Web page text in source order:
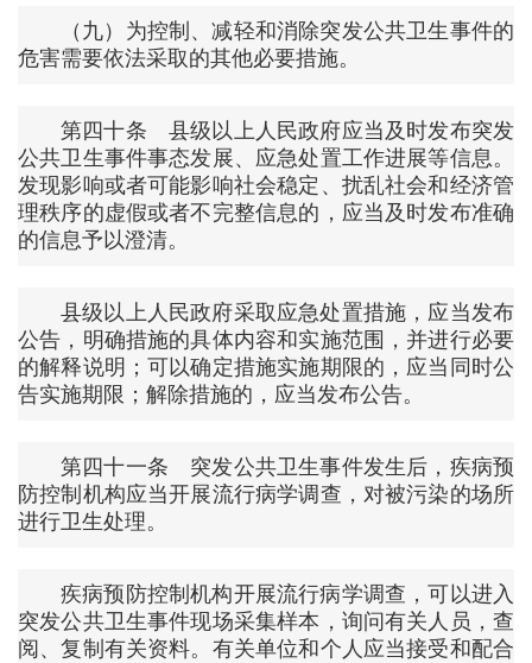
（九）为控制、减轻和消除突发公共卫生事件的
危害需要依法采取的其他必要措施。
第四十条 县级以上人民政府应当及时发布突发
公共卫生事件事态发展、应急处置工作进展等信息。
发现影响或者可能影响社会稳定、扰乱社会和经济管
理秩序的虚假或者不完整信息的，应当及时发布准确
的信息予以澄清。
县级以上人民政府采取应急处置措施，应当发布
公告，明确措施的具体内容和实施范围，并进行必要
的解释说明；可以确定措施实施期限的，应当同时公
告实施期限；解除措施的，应当发布公告。
第四十一条 突发公共卫生事件发生后，疾病预
防控制机构应当开展流行病学调查，对被污染的场所
进行卫生处理。
疾病预防控制机构开展流行病学调查，可以进入
突发公共卫生事件现场采集样本，询问有关人员，查
阅、复制有关资料。有关单位和个人应当接受和配合